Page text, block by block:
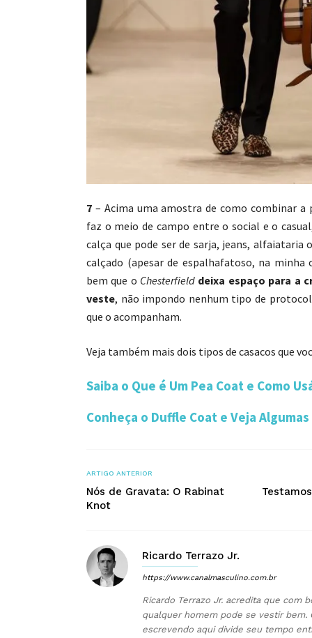
7 – Acima uma amostra de como combinar a
faz o meio de campo entre o social e o
calça que pode ser de sarja, jeans, alfaiataria
calçado (apesar de espalhafatoso, na
bem que o Chesterfield deixa espaço para a
veste, não impondo nenhum tipo de
que o acompanham.
Veja também mais dois tipos de casacos que
Saiba o Que é Um Pea Coat e Como
Conheça o Duffle Coat e Veja
ARTIGO ANTERIOR
Nós de Gravata: O Rabinat
Knot
Ricardo Terrazo Jr.
https://www.canalmasculino.com.br
Ricardo Terrazo Jr. acredita que com
qualquer homem pode se vestir bem.
escrevendo aqui divide seu tempo